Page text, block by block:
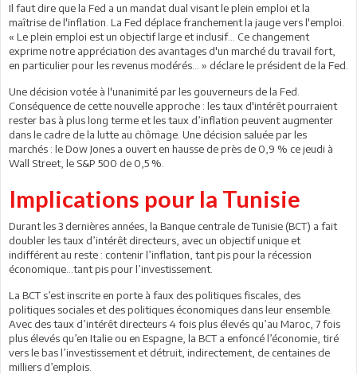
Il faut dire que la Fed a un mandat dual visant le plein emploi et la
maîtrise de l'inflation. La Fed déplace franchement la jauge vers l'emploi.
« Le plein emploi est un objectif large et inclusif… Ce changement
exprime notre appréciation des avantages d'un marché du travail fort,
en particulier pour les revenus modérés... » déclare le président de la Fed.
Une décision votée à l'unanimité par les gouverneurs de la Fed.
Conséquence de cette nouvelle approche : les taux d'intérêt pourraient
rester bas à plus long terme et les taux d’inflation peuvent augmenter
dans le cadre de la lutte au chômage. Une décision saluée par les
marchés : le Dow Jones a ouvert en hausse de près de 0,9 % ce jeudi à
Wall Street, le S&P 500 de 0,5 %.
Implications pour la Tunisie
Durant les 3 dernières années, la Banque centrale de Tunisie (BCT) a fait
doubler les taux d’intérêt directeurs, avec un objectif unique et
indifférent au reste : contenir l’inflation, tant pis pour la récession
économique…tant pis pour l’investissement.
La BCT s’est inscrite en porte à faux des politiques fiscales, des
politiques sociales et des politiques économiques dans leur ensemble.
Avec des taux d’intérêt directeurs 4 fois plus élevés qu’au Maroc, 7 fois
plus élevés qu’en Italie ou en Espagne, la BCT a enfoncé l’économie, tiré
vers le bas l’investissement et détruit, indirectement, de centaines de
milliers d’emplois.